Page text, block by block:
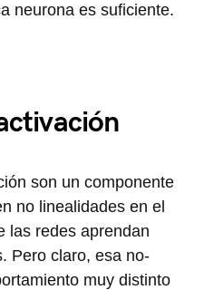
neurona es suficiente.
son un componente
no linealidades en el
las redes aprendan
Pero claro, esa no-
muy distinto